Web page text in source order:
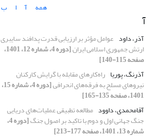
همه
آ ا ب
آ
آذر، داود عوامل مؤثر بر ارزیابی قدرت پدافند سایبری
ارتش جمهوری اسلامی ایران [دوره 4، شماره 12، 1401،
صفحه 115-140]
آذرنگ، پوریا راه‌کارهای مقابله با گرایش کارکنان
نیروهای مسلح به فرقه‌های انحرافی [دوره 4، شماره 15،
1401، صفحه 135-165]
آقامحمدی، داوود مطالعه تطبیقی عملیات‌های دریایی
جنگ جهانی اول و دوم با تاکید بر اصول جنگ [دوره 4،
شماره 13، 1401، صفحه 177-213]